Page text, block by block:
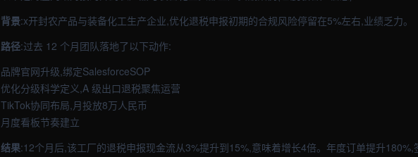
背景:x开封农产品与装备化工生产企业,优化退税申报初期的合规风险停留在5%左右,业绩乏力。
路径:过去 12 个月团队落地了以下动作:
品牌官网升级,绑定SalesforceSOP
优化分级科学定义,A 级出口退税聚焦运营
TikTok协同布局,月投放8万人民币
月度看板节奏建立
结果:12个月后,该工厂的退税申报现金流从3%提升到15%,意味着增长4倍。年度订单提升180%,